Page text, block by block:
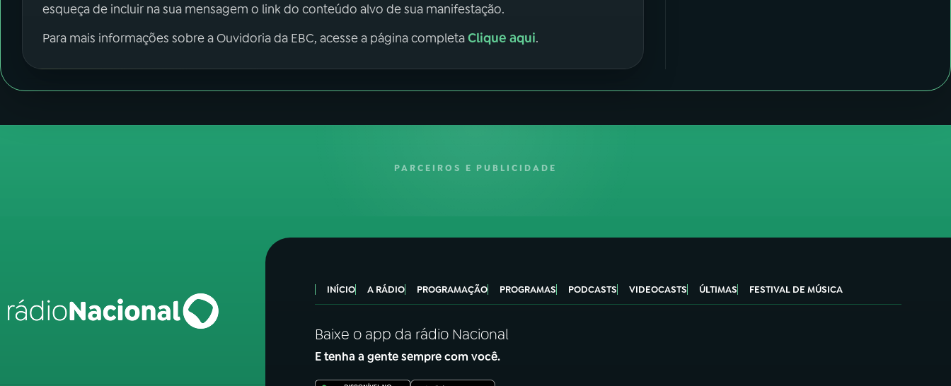
esqueça de incluir na sua mensagem o link do conteúdo alvo de sua manifestação.
Para mais informações sobre a Ouvidoria da EBC, acesse a página completaClique aqui.
PARCEIROS E PUBLICIDADE
INÍCIO A RÁDIO PROGRAMAÇÃO PROGRAMAS PODCASTS VIDEOCASTS ÚLTIMAS FESTIVAL DE MÚSICA
Baixe o app da rádio Nacional
E tenha a gente sempre com você.